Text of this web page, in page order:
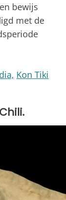
bewijs
met de
Kon Tiki